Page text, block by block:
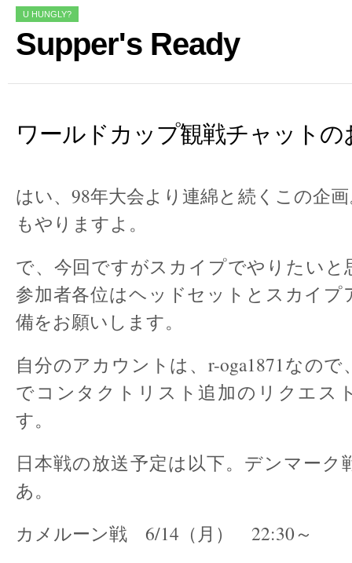
U HUNGLY?
Supper's Ready
ワールドカップ観戦チャットの
はい、98年大会より連綿と続くこの企
もやりますよ。
で、今回ですがスカイプでやりたいと
参加者各位はヘッドセットとスカイプ
備をお願いします。
自分のアカウントは、r-oga1871なの
でコンタクトリスト追加のリクエス
す。
日本戦の放送予定は以下。デンマーク
あ。
カメルーン戦 6/14（月） 22:30～